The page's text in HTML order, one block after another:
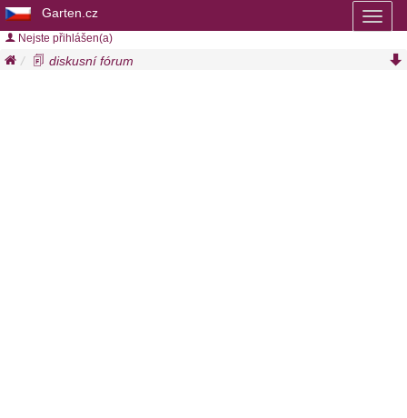
Garten.cz
Nejste přihlášen(a)
diskusní fórum